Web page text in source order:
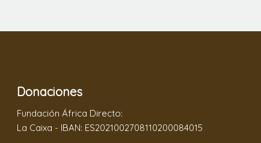
Donaciones
Fundación África Directo:
La Caixa - IBAN: ES2021002708110200084015